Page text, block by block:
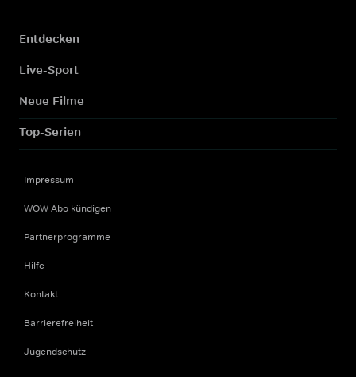
Entdecken
Live-Sport
Neue Filme
Top-Serien
Impressum
WOW Abo kündigen
Partnerprogramme
Hilfe
Kontakt
Barrierefreiheit
Jugendschutz